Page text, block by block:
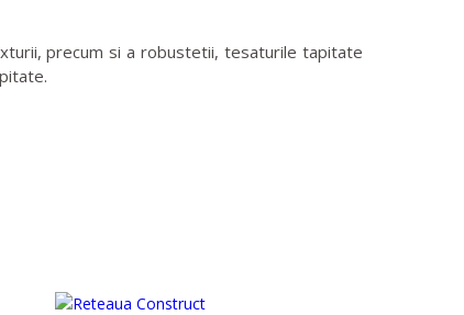
precum si a robustetii, tesaturile tapitate